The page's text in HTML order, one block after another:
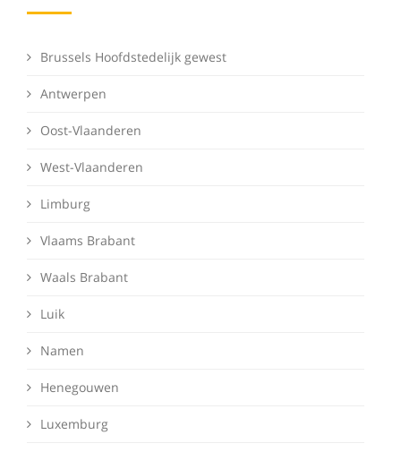
Brussels Hoofdstedelijk gewest
Antwerpen
Oost-Vlaanderen
West-Vlaanderen
Limburg
Vlaams Brabant
Waals Brabant
Luik
Namen
Henegouwen
Luxemburg